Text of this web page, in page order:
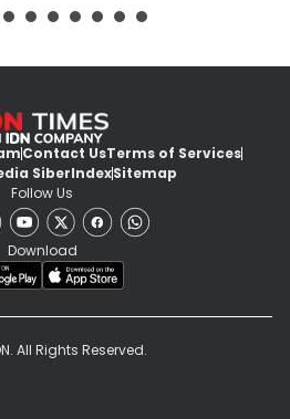
Contact UsTerms of Services
SiberIndexSitemap
Follow Us
Download
All Rights Reserved.